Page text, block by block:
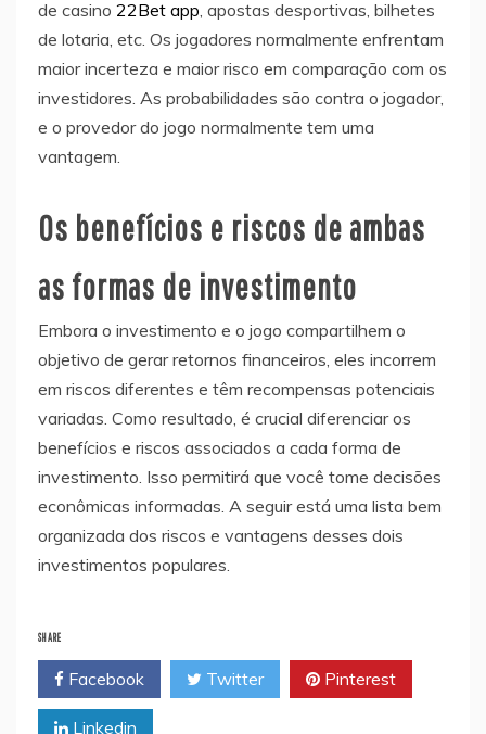
de casino 22Bet app , apostas desportivas, bilhetes
de lotaria, etc. Os jogadores normalmente enfrentam
maior incerteza e maior risco em comparação com os
investidores. As probabilidades são contra o jogador,
e o provedor do jogo normalmente tem uma
vantagem.
Os benefícios e riscos de ambas
as formas de investimento
Embora o investimento e o jogo compartilhem o
objetivo de gerar retornos financeiros, eles incorrem
em riscos diferentes e têm recompensas potenciais
variadas. Como resultado, é crucial diferenciar os
benefícios e riscos associados a cada forma de
investimento. Isso permitirá que você tome decisões
econômicas informadas. A seguir está uma lista bem
organizada dos riscos e vantagens desses dois
investimentos populares.
SHARE
Facebook Twitter Pinterest
Linkedin